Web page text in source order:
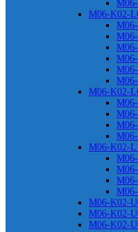
M06-K02-
M06-K02-
M06-K02-
M06-K02-
M06-K02-
M06-K02-